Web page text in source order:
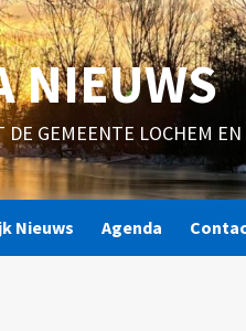
NIEUWS
GEMEENTE LOCHEM EN
Nieuws Agenda